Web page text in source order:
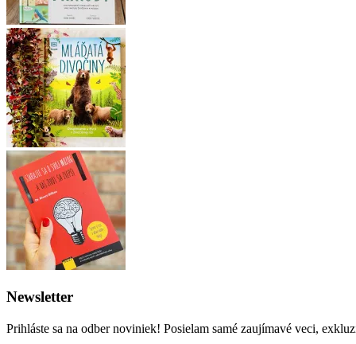
Newsletter
Prihláste sa na odber noviniek! Posielam samé zaujímavé veci,